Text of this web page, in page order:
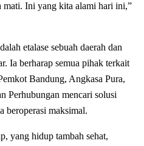
Ini yang kita alami hari ini,”
etalase sebuah daerah dan
Ia berharap semua pihak terkait
Bandung, Angkasa Pura,
Perhubungan mencari solusi
beroperasi maksimal.
yang hidup tambah sehat,